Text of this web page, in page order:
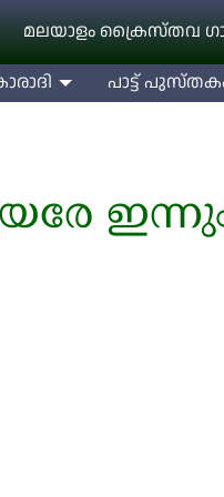
മലയാളം ക്രൈസ്തവ
പാട്ട്